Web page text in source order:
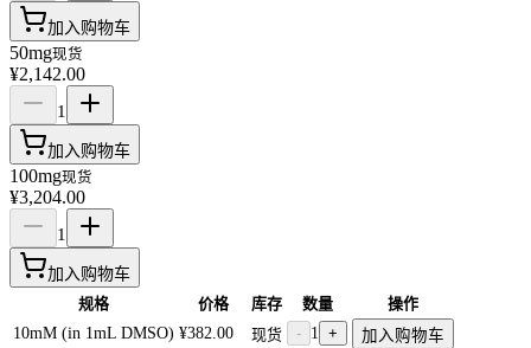
加入购物车
50mg现货
¥2,142.00
1
加入购物车
100mg现货
¥3,204.00
1
加入购物车
规格 价格 库存 数量
操作
10mM (in 1mL DMSO) ¥382.00 现货 - 1 +
加入购物车